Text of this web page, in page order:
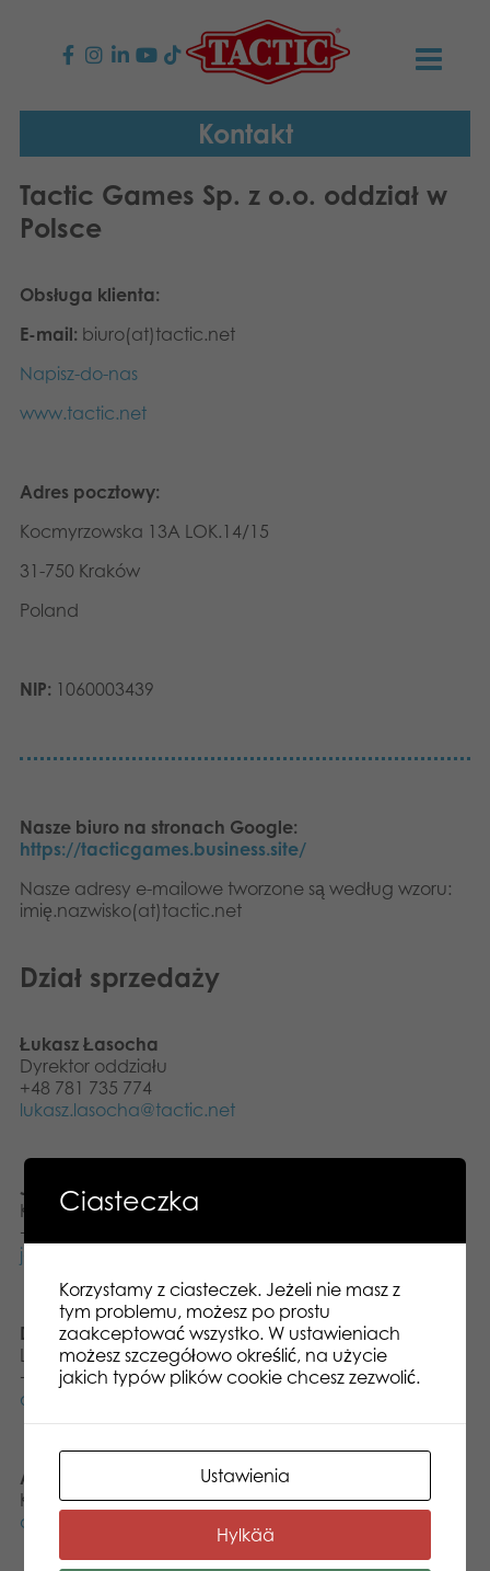
PRODUKTY
Gry rodzinne
Gry dla dorosłych
Gry plenerowe
Puzzle
TACTIC
Zasady postępowania
Odpowiedzialność
Nasza historia
KONTAKT
Napisz do nas
Strony internetowe
English
Dansk
Svenska
Kontakt
Tactic Games Sp. z o.o. oddział w
Polsce
Obsługa klienta:
E-mail: biuro(at)tactic.net
Napisz-do-nas
www.tactic.net
Adres pocztowy:
Kocmyrzowska 13A LOK.14/15
31-750 Kraków
Poland
NIP: 1060003439
Nasze biuro na stronach Google:
https://tacticgames.business.site/
Nasze adresy e-mailowe tworzone są według wzoru:
imię.nazwisko(at)tactic.net
Dział sprzedaży
Łukasz Łasocha
Dyrektor oddziału
+48 781 735 774
lukasz.lasocha@tactic.net
Jakub Kaim
Kierownik Sprzedaży
+48 783 735 774
jakub.kaim@tactic.net
Daniel Adamiak
Logistyka i Obsługa Klienta
+48 723 735 774
daniel.adamiak@tactic.net
Anna Łasocha
Księgowość i administracja
anna.lasocha@tactic.net
Ciasteczka
Korzystamy z ciasteczek. Jeżeli nie masz z
tym problemu, możesz po prostu
zaakceptować wszystko. W ustawieniach
możesz szczegółowo określić, na użycie
jakich typów plików cookie chcesz zezwolić.
Ustawienia
Hylkää